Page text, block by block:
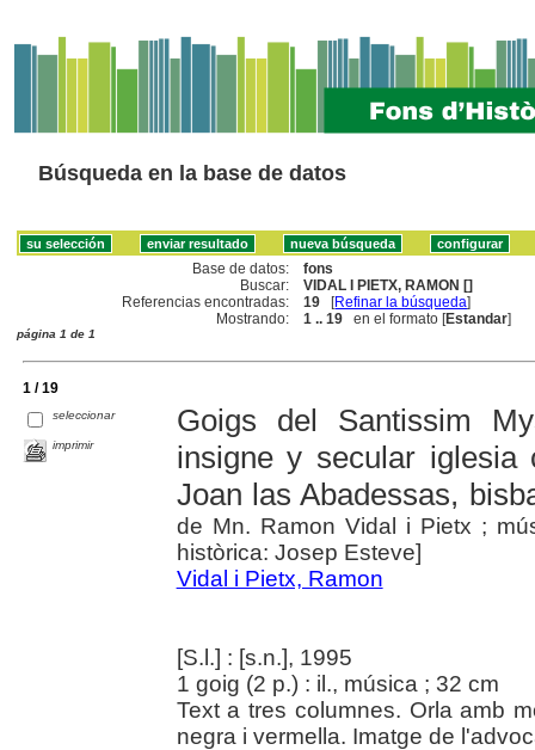
Búsqueda en la base de datos
Base de datos:
fons
Buscar:
VIDAL I PIETX, RAMON []
Referencias encontradas:
19 [Refinar la búsqueda]
Mostrando:
1 .. 19 en el formato [Estandar]
página 1 de 1
1 / 19
seleccionar
imprimir
Goigs del Santissim
insigne y secular
Joan las Abadessas,
de Mn. Ramon Vidal i Pietx ;
històrica: Josep Esteve]
Vidal i Pietx, Ramon
[S.l.] : [s.n.], 1995
1 goig (2 p.) : il., música ; 32 cm
Text a tres columnes. Orla amb
negra i vermella. Imatge de